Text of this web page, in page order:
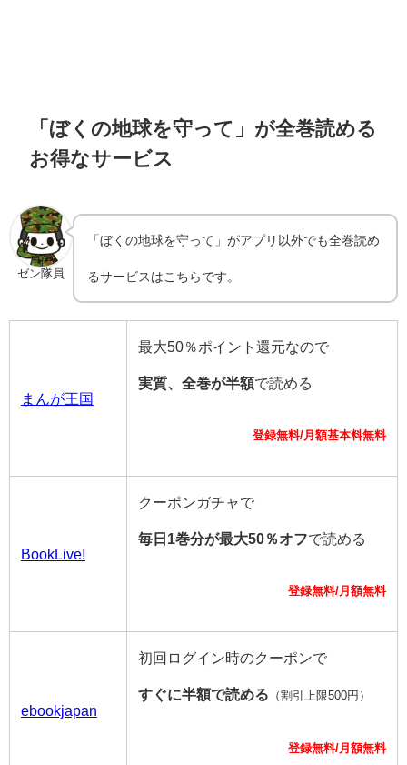
「ぼくの地球を守って」が全巻読める
お得なサービス
ゼン隊員
「ぼくの地球を守って」がアプリ以外でも全巻読め
るサービスはこちらです。
まんが王国
最大50％ポイント還元なので
実質、全巻が半額で読める
登録無料/月額基本料無料
BookLive!
クーポンガチャで
毎日1巻分が最大50％オフで読める
登録無料/月額無料
ebookjapan
初回ログイン時のクーポンで
すぐに半額で読める （割引上限500円）
登録無料/月額無料